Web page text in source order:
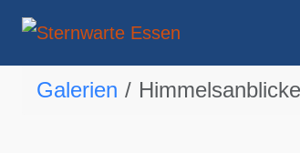
Galerien Himmelsanblicke